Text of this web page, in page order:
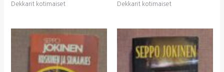
Dekkarit kotimaiset Dekkarit kotimaiset